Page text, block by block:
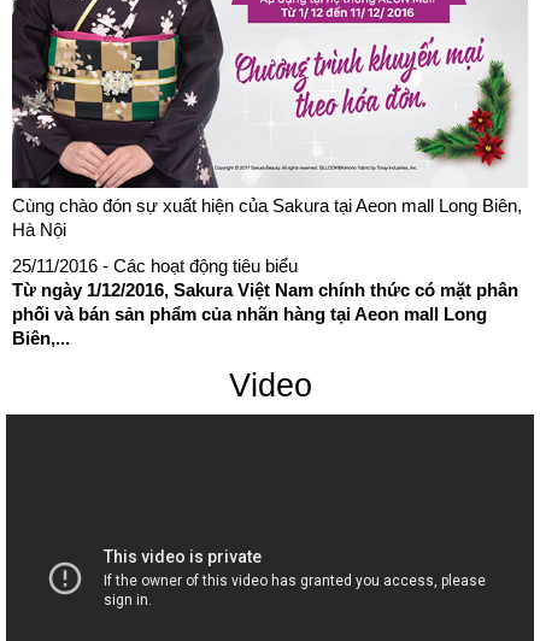
Cùng chào đón sự xuất hiện của Sakura tại Aeon mall Long Biên,
Hà Nội
25/11/2016 - Các hoạt động tiêu biểu
Từ ngày 1/12/2016, Sakura Việt Nam chính thức có mặt phân
phối và bán sản phẩm của nhãn hàng tại Aeon mall Long
Biên,...
Video